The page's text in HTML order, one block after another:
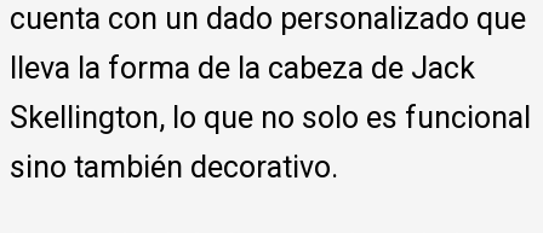
cuenta con un dado personalizado que
lleva la forma de la cabeza de Jack
Skellington, lo que no solo es funcional
sino también decorativo.